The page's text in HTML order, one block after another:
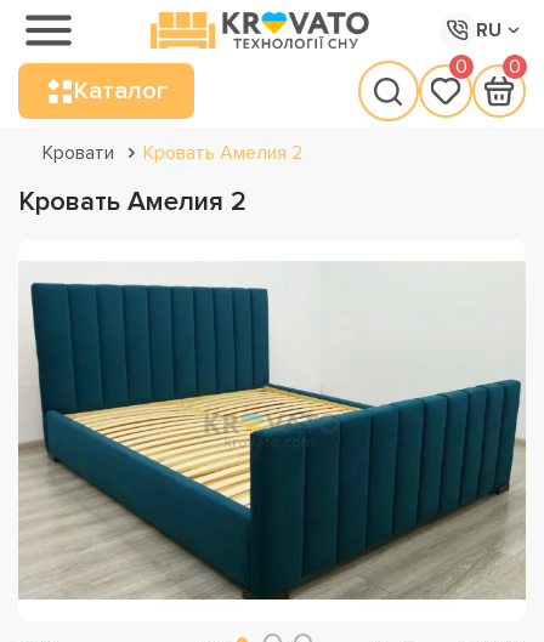
RU
Каталог
0 0
Кровати Кровать Амелия 2
Кровать Амелия 2